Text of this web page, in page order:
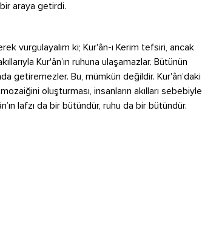
araya getirdi.
vurgulayalım ki; Kur'ân-ı Kerim tefsiri, ancak
Kur'ân’ın ruhuna ulaşamazlar. Bütünün
getiremezler. Bu, mümkün değildir. Kur'ân’daki
oluşturması, insanların akılları sebebiyle
lafzı da bir bütündür, ruhu da bir bütündür.